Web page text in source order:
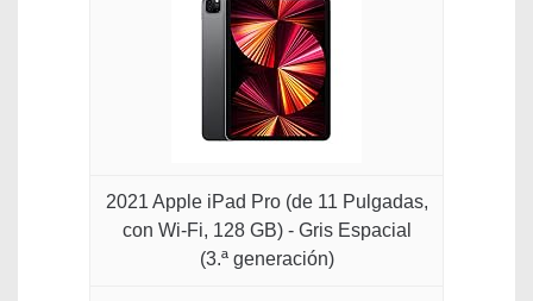
2021 Apple iPad Pro (de 11 Pulgadas,
con Wi-Fi, 128 GB) - Gris Espacial
(3.ª generación)